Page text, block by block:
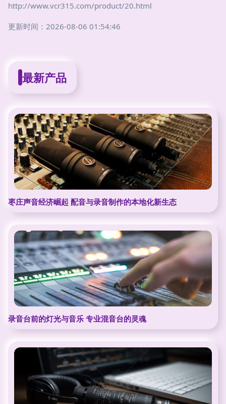
http://www.vcr315.com/product/20.html
更新时间：2026-08-06 01:54:46
最新产品
枣庄声音经济崛起 配音与录音制作的本地化新生态
录音台前的灯光与音乐 专业混音台的灵魂